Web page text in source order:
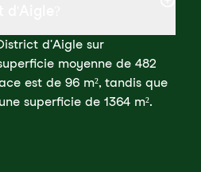
d'Aigle sur
moyenne de 482
est de 96 m², tandis que
superficie de 1364 m².